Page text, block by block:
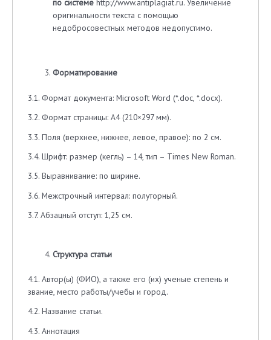
по системеhttp://www.antiplagiat.ru. Увеличение
оригинальности текста с помощью
недобросовестных методов недопустимо.
Форматирование
3.1. Формат документа: Microsoft Word (*.doc, *.docx).
3.2. Формат страницы: А4 (210×297 мм).
3.3. Поля (верхнее, нижнее, левое, правое): по 2 см.
3.4. Шрифт: размер (кегль) – 14, тип – Times New Roman.
3.5. Выравнивание: по ширине.
3.6. Межстрочный интервал: полуторный.
3.7. Абзацный отступ: 1,25 см.
Структура статьи
4.1. Автор(ы) (ФИО), а также его (их) ученые степень и
звание, место работы/учебы и город.
4.2. Название статьи.
4.3. Аннотация